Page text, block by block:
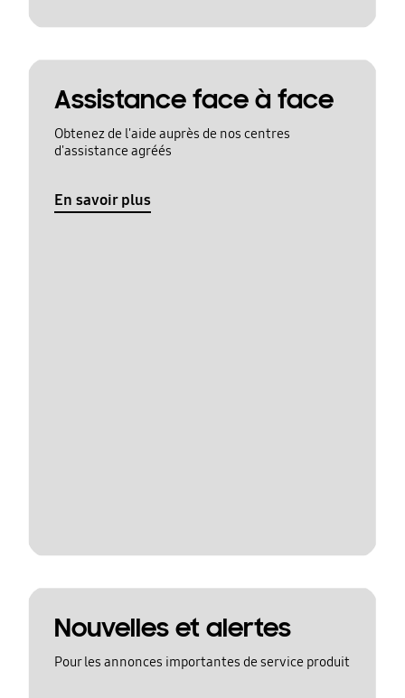
Assistance face à face
Obtenez de l'aide auprès de nos centres
d'assistance agréés
En savoir plus
Nouvelles et alertes
Pour les annonces importantes de service produit